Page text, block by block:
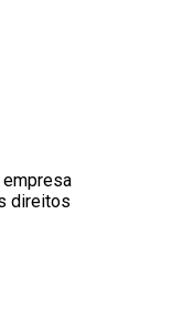
direitos